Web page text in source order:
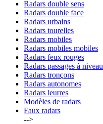
Radars double sens
Radars double face
Radars urbains
Radars tourelles
Radars mobiles
Radars mobiles mobiles
Radars feux rouges
Radars passages à niveau
Radars tronçons
Radars autonomes
Radars leurres
Modèles de radars
Faux radars
-->